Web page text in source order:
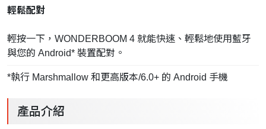
輕鬆配對
輕按一下，WONDERBOOM 4 就能快速、輕鬆地使用藍牙
與您的 Android* 裝置配對。
*執行 Marshmallow 和更高版本/6.0+ 的 Android 手機
產品介紹